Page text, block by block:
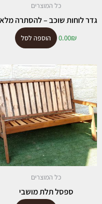
כל המוצרים
גדר לוחות שוכב – להסתרה
0.00₪ הוספה לסל
כל המוצרים
ספסל תלת מושבי